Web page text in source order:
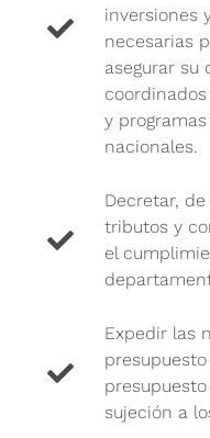
inversiones
necesarias
asegurar su
y
nacionales.
Decretar,
tributos y
el
Expedir las
sujeción a